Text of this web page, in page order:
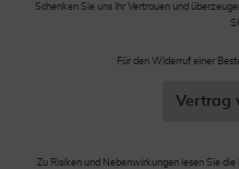
Schenken Sie uns Ihr Vertrauen und
Für den Widerruf einer
Vertrag
Zu Risiken und Nebenwirkungen lesen Sie